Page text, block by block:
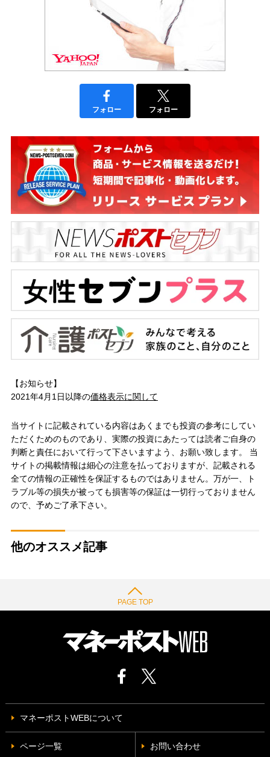
フォロー フォロー
【お知らせ】
2021年4月1日以降の価格表示に関して
当サイトに記載されている内容はあくまでも投資の参考にしてい
ただくためのものであり、実際の投資にあたっては読者ご自身の
判断と責任において行って下さいますよう、お願い致します。 当
サイトの掲載情報は細心の注意を払っておりますが、記載される
全ての情報の正確性を保証するものではありません。万が一、ト
ラブル等の損失が被っても損害等の保証は一切行っておりません
ので、予めご了承下さい。
他のオススメ記事
PAGE TOP
マネーポストWEBについて
ページ一覧 お問い合わせ